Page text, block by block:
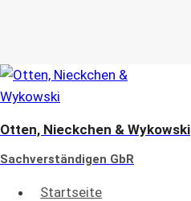
Zum
Inhalt
Otten, Nieckchen & Wykowski
Sachverständigen GbR
Startseite